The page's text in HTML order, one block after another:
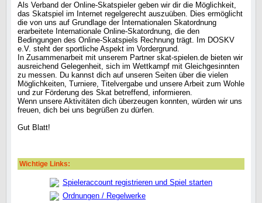
Als Verband der Online-Skatspieler geben wir dir die Möglichkeit,
das Skatspiel im Internet regelgerecht auszuüben. Dies ermöglicht
die von uns auf Grundlage der Internationalen Skatordnung
erarbeitete Internationale Online-Skatordnung, die den
Bedingungen des Online-Skatspiels Rechnung trägt. Im DOSKV
e.V. steht der sportliche Aspekt im Vordergrund.
In Zusammenarbeit mit unserem Partner skat-spielen.de bieten wir
ausreichend Gelegenheit, sich im Wettkampf mit Gleichgesinnten
zu messen. Du kannst dich auf unseren Seiten über die vielen
Möglichkeiten, Turniere, Titelvergabe und unsere Arbeit zum Wohle
und zur Förderung des Skat betreffend, informieren.
Wenn unsere Aktivitäten dich überzeugen konnten, würden wir uns
freuen, dich bei uns begrüßen zu dürfen.
Gut Blatt!
Wichtige Links:
Spieleraccount registrieren und Spiel starten
Ordnungen / Regelwerke